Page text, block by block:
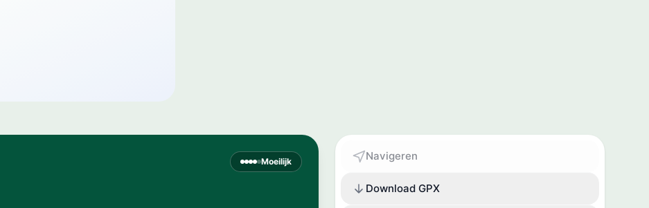
Moeilijk Navigeren
Download GPX